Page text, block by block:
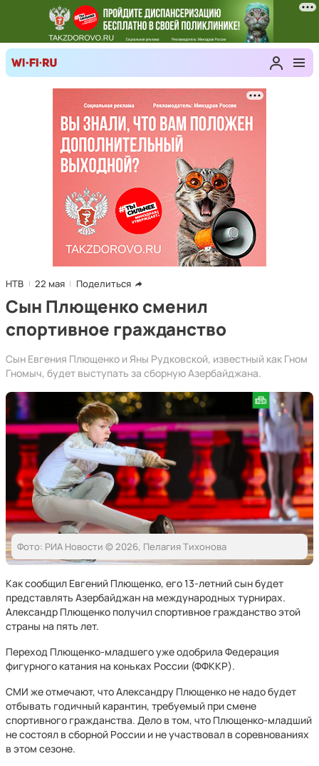
НТВ 22 мая Поделиться
Сын Плющенко сменил
спортивное гражданство
Сын Евгения Плющенко и Яны Рудковской, известный как Гном
Гномыч, будет выступать за сборную Азербайджана.
Фото: РИА Новости © 2026, Пелагия Тихонова
Как сообщил Евгений Плющенко, его 13-летний сын будет
представлять Азербайджан на международных турнирах.
Александр Плющенко получил спортивное гражданство этой
страны на пять лет.
Переход Плющенко-младшего уже одобрила Федерация
фигурного катания на коньках России (ФФККР).
СМИ же отмечают, что Александру Плющенко не надо будет
отбывать годичный карантин, требуемый при смене
спортивного гражданства. Дело в том, что Плющенко-младший
не состоял в сборной России и не участвовал в соревнованиях
в этом сезоне.